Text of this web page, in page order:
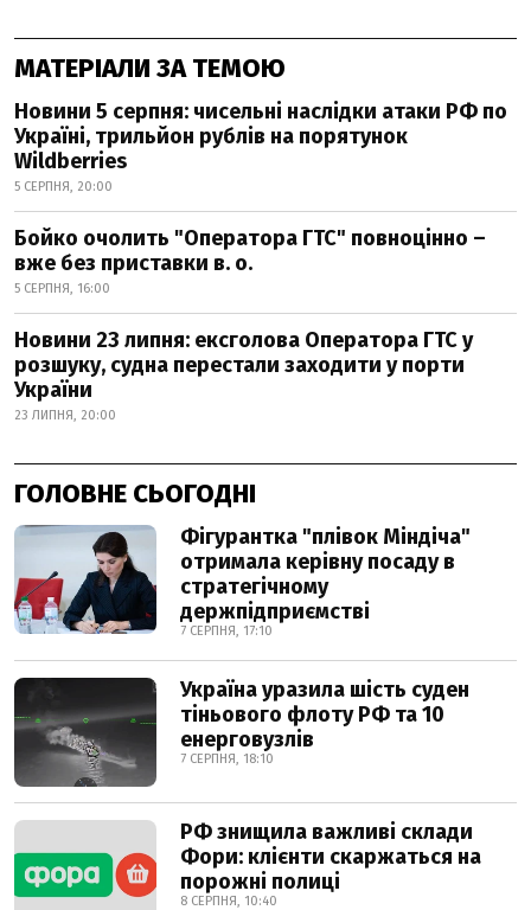
МАТЕРІАЛИ ЗА ТЕМОЮ
Новини 5 серпня: чисельні наслідки атаки РФ по
Україні, трильйон рублів на порятунок
Wildberries
5 СЕРПНЯ, 20:00
Бойко очолить "Оператора ГТС" повноцінно –
вже без приставки в. о.
5 СЕРПНЯ, 16:00
Новини 23 липня: ексголова Оператора ГТС у
розшуку, судна перестали заходити у порти
України
23 ЛИПНЯ, 20:00
ГОЛОВНЕ СЬОГОДНІ
Фігурантка "плівок Міндіча"
отримала керівну посаду в
стратегічному
держпідприємстві
7 СЕРПНЯ, 17:10
Україна уразила шість суден
тіньового флоту РФ та 10
енерговузлів
7 СЕРПНЯ, 18:10
РФ знищила важливі склади
Фори: клієнти скаржаться на
порожні полиці
8 СЕРПНЯ, 10:40